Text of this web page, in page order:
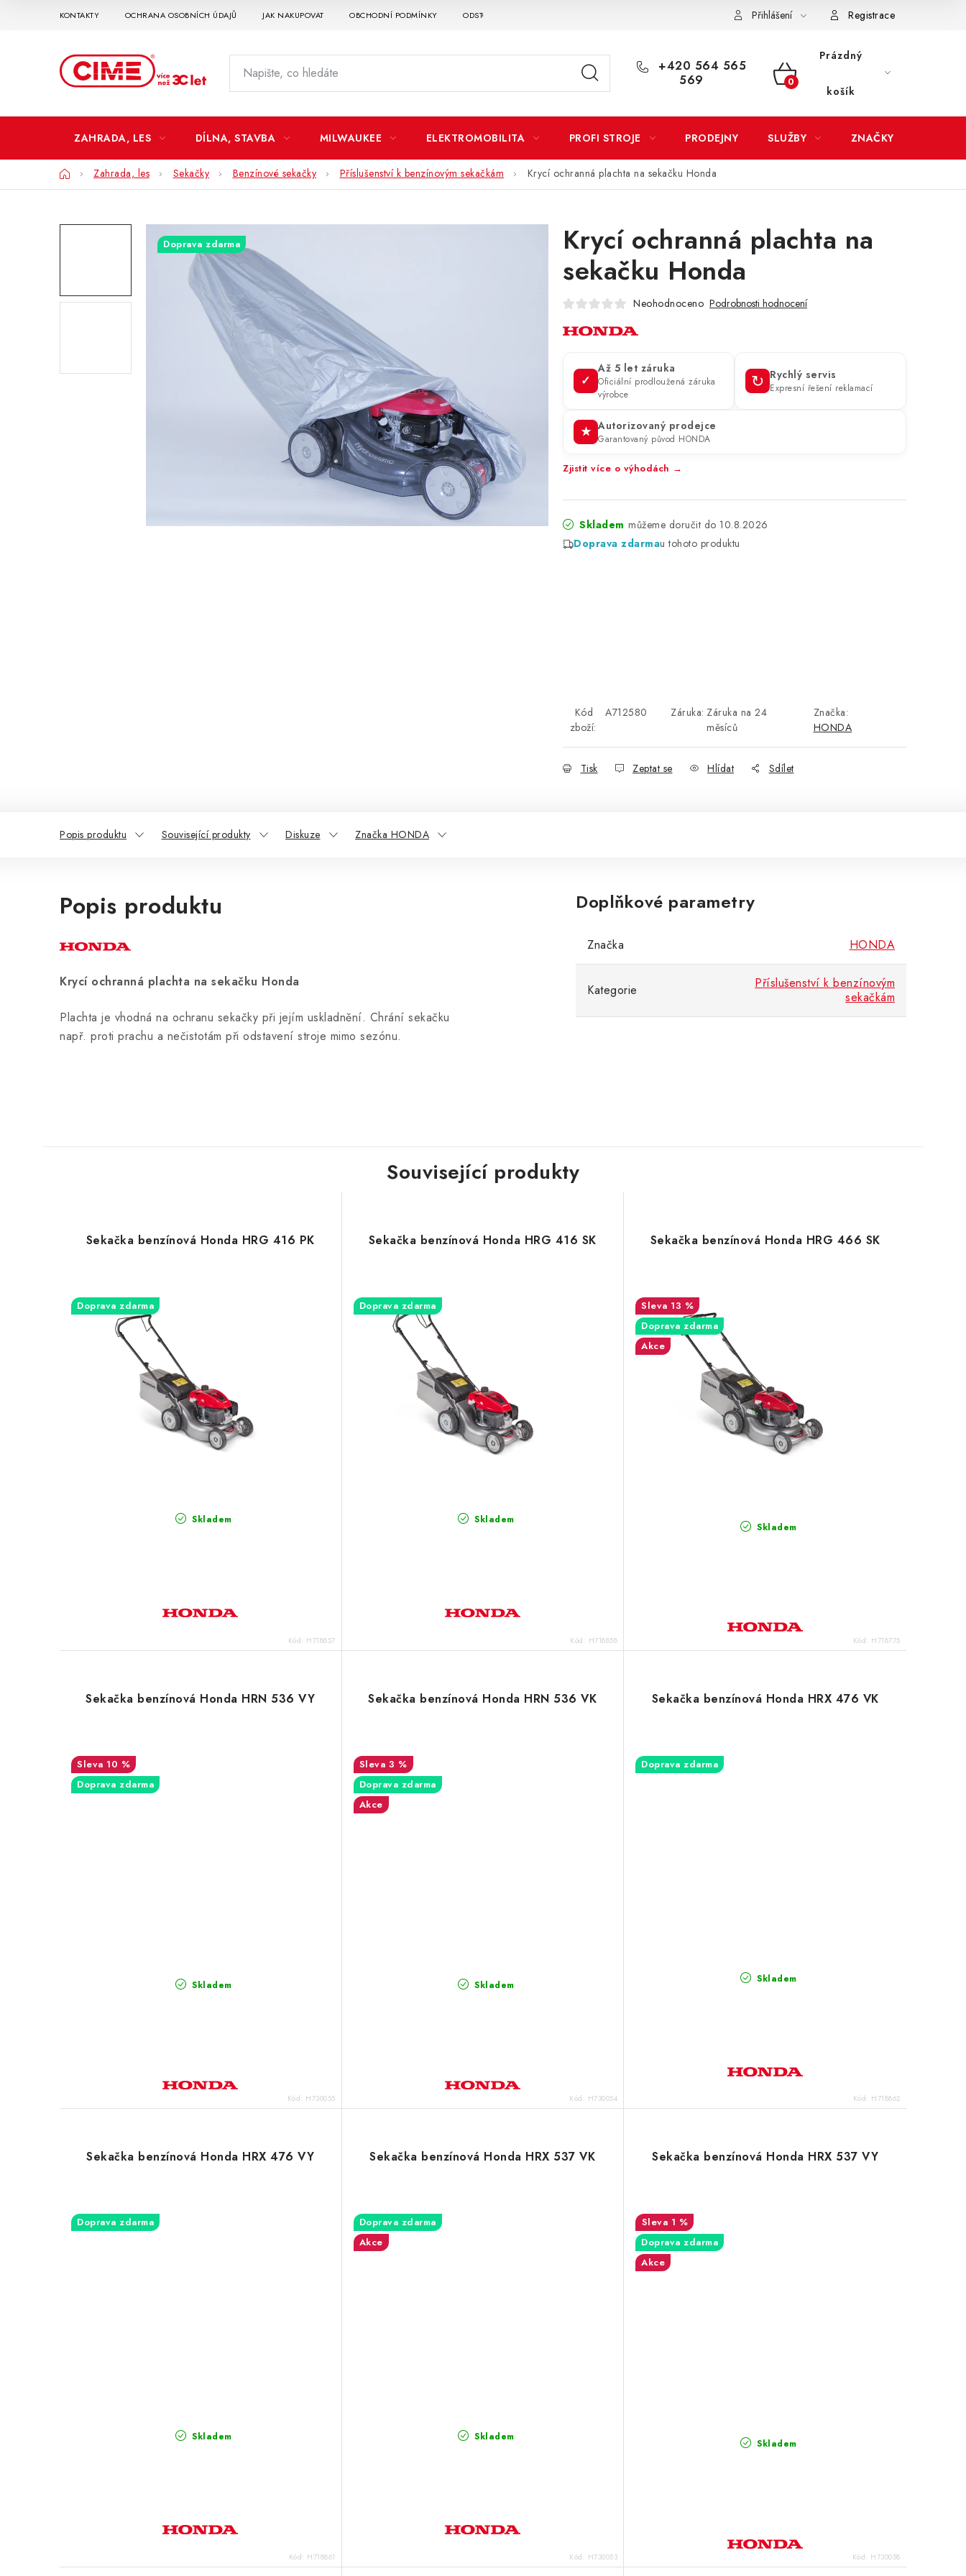
KONTAKTY OCHRANA OSOBNÍCH ÚDAJŮ JAK NAKUPOVAT OBCHODNÍ PODMÍNKY ODSTOUPENÍ OD SMLOUVY EXPEDICE ZBOŽÍ REKLAMACE ZAKOUPENÉHO ZBOŽÍ
Přihlášení Registrace
+420 564 565
569
NÁKUPNÍ
Prázdný
košík
ZAHRADA, LES DÍLNA, STAVBA MILWAUKEE ELEKTROMOBILITA PROFI STROJE PRODEJNY SLUŽBY ZNAČKY
DomůZahrada, les Sekačky Benzínové sekačky Příslušenství k benzínovým sekačkám Krycí ochranná plachta na sekačku Honda
Krycí ochranná plachta na
sekačku Honda
Neohodnoceno Podrobnosti hodnocení
✓
Až 5 let záruka
Oficiální prodloužená záruka
výrobce
↻ Rychlý servis
Expresní řešení reklamací
★ Autorizovaný prodejce
Garantovaný původ HONDA
Zjistit více o výhodách →
Skladem
10.8.2026
Doprava zdarmau tohoto produktu
Kód
zboží:
A712580 Záruka: Záruka na 24
měsíců
Značka:
HONDA
Tisk Zeptat se Hlídat Sdílet
Doprava zdarma
Popis produktu Související produkty Diskuze Značka HONDA
Popis produktu
Krycí ochranná plachta na sekačku Honda
Plachta je vhodná na ochranu sekačky při jejím uskladnění. Chrání sekačku
např. proti prachu a nečistotám při odstavení stroje mimo sezónu.
Doplňkové parametry
Značka HONDA
Kategorie
Příslušenství k benzínovým
sekačkám
Související produkty
Sekačka benzínová Honda HRG 416 PK
Doprava zdarma
Skladem
Kód: H718857
Sekačka benzínová Honda HRG 416 SK
Doprava zdarma
Skladem
Kód: H718858
Sekačka benzínová Honda HRG 466 SK
13 %
Doprava zdarma
Akce
Skladem
Kód: H718775
Sekačka benzínová Honda HRN 536 VY
10 %
Doprava zdarma
Skladem
Kód: H730055
Sekačka benzínová Honda HRN 536 VK
3 %
Doprava zdarma
Akce
Skladem
Kód: H730054
Sekačka benzínová Honda HRX 476 VK
Doprava zdarma
Skladem
Kód: H718862
Sekačka benzínová Honda HRX 476 VY
Doprava zdarma
Skladem
Kód: H718861
Sekačka benzínová Honda HRX 537 VK
Doprava zdarma
Akce
Skladem
Kód: H730053
Sekačka benzínová Honda HRX 537 VY
1 %
Doprava zdarma
Akce
Skladem
Kód: H730058